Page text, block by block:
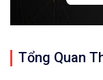
Tổng Quan